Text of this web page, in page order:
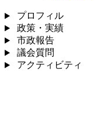
プロフィル
政策・実績
市政報告
議会質問
アクティビティ